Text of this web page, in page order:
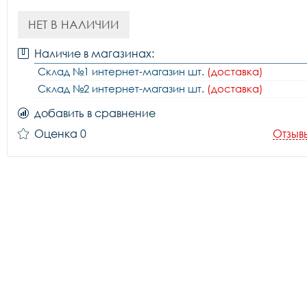
НЕТ В НАЛИЧИИ
Наличие в магазинах:
Склад №1 интернет-магазин шт. (доставка)
Склад №2 интернет-магазин шт. (доставка)
добавить в сравнение
Оценка 0